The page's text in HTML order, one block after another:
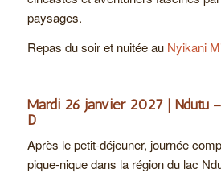
paysages.
Repas du soir et nuitée au Nyikani
Mardi 26 janvier 2027 | Ndutu
D
Après le petit-déjeuner, journée
pique-nique dans la région du lac